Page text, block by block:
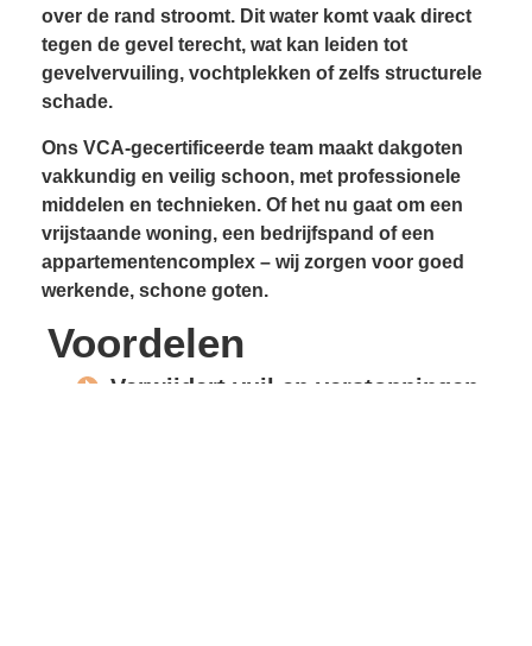
over de rand stroomt. Dit water komt vaak direct
tegen de gevel terecht, wat kan leiden tot
gevelvervuiling, vochtplekken of zelfs structurele
schade.
Ons VCA-gecertificeerde team maakt dakgoten
vakkundig en veilig schoon, met professionele
middelen en technieken. Of het nu gaat om een
vrijstaande woning, een bedrijfspand of een
appartementencomplex – wij zorgen voor goed
werkende, schone goten.
Voordelen
Verwijdert vuil en verstoppingen